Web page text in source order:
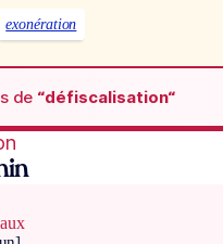
exonération
de “défiscalisation“